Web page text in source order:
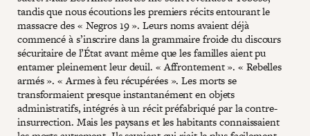
tandis que nous écoutions les premiers récits entourant le
massacre des « Negros 19 ». Leurs noms avaient déjà
commencé à s’inscrire dans la grammaire froide du discours
sécuritaire de l’État avant même que les familles aient pu
entamer pleinement leur deuil. « Affrontement ». « Rebelles
armés ». « Armes à feu récupérées ». Les morts se
transformaient presque instantanément en objets
administratifs, intégrés à un récit préfabriqué par la contre-
insurrection. Mais les paysans et les habitants connaissaient